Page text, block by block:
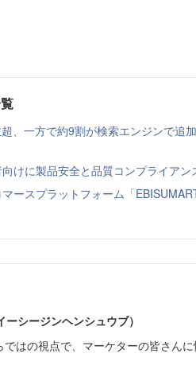
、一方で約9割が検索エンジンで追
けに製品安全と品質コンプライアン
ースプラットフォーム「
シージンヘンシュウブ）
ではの視点で、マーケターの皆さん